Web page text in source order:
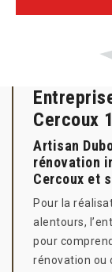
Cercoux
Artisan
rénovation
Cercoux et
Pour la
alentours,
pour
rénovation ou